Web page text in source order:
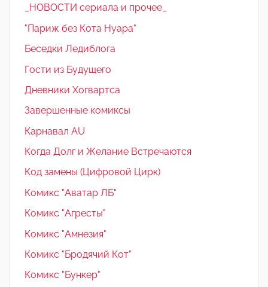
_НОВОСТИ сериала и прочее_
"Париж без Кота Нуара"
Беседки Ледиблога
Гости из Будущего
Дневники Хогвартса
Завершенные комиксы
Карнавал AU
Когда Долг и Желание Встречаются
Код замены (Цифровой Цирк)
Комикс "Аватар ЛБ"
Комикс "Агресты"
Комикс "Амнезия"
Комикс "Бродячий Кот"
Комикс "Бункер"